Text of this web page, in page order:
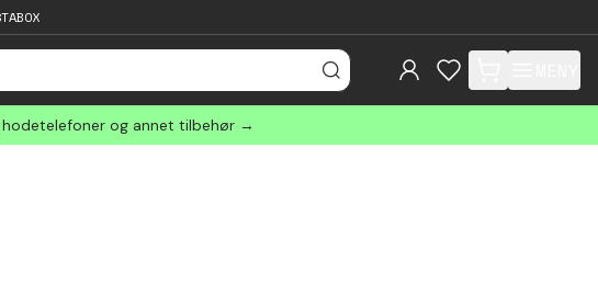
items in cart, view
og annet tilbehør →